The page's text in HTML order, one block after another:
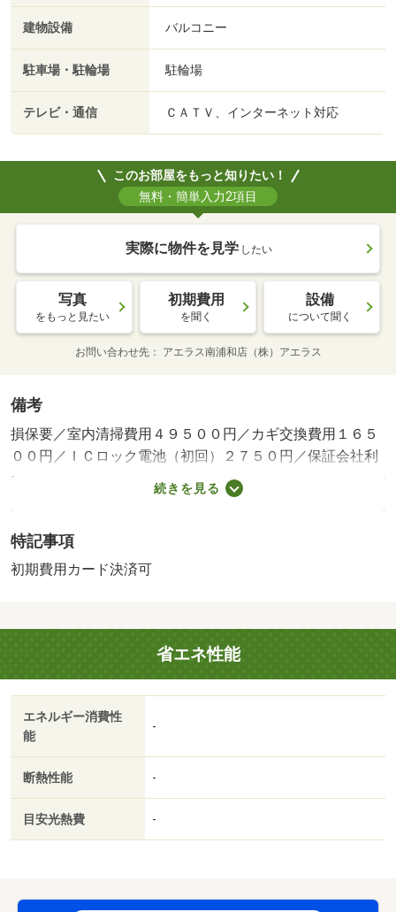
建物設備 バルコニー
駐車場・駐輪場 駐輪場
テレビ・通信 ＣＡＴＶ、インターネット対応
このお部屋をもっと知りたい！
無料・簡単入力2項目
実際に物件を見学 したい
写真
をもっと見たい
初期費用
を聞く
設備
について聞く
お問い合わせ先 アエラス南浦和店（株）アエラス
備考
損保要／室内清掃費用４９５００円／カギ交換費用１６５
００円／ＩＣロック電池（初回）２７５０円／保証会社利
用必：初回３．４％＋８００円／月／普通借家２年／ルー
ムクリーニング料金にエアコン清掃費用を含みます／ＣＡ
償）／駐輪場代借主負担（使用時）／バストイレ別／バル
コニー／エアコン／フローリング／シャワー付洗面台／Ｔ
／ＣＡＴＶ／光ファイバー／防犯カメラ／ＩＨクッキング
ヒーター／ウォークインクロゼット／敷金１ヶ月／カード
キー／保証金不要／雨戸／３駅以上利用可／３沿線以上利
用可／シャッター／室内物干機／玄関収納／高速ネット対
応／礼金１ヶ月／初期費用カード決済可／大宮大成郵便局
まで３８５ｍ／埼玉点字図書館まで９２０ｍ／ベルク さ
いたま大成町二丁目店（コンビニ）まで２９２ｍ／ドラッ
グストアセキ 大成町店（ドラッグストア）まで３１９ｍ
／さきたま書店プラスゲオ大宮大成店（レンタルビデオ）
続きを見る
特記事項
初期費用カード決済可
省エネ性能
エネルギー消費性
能
-
断熱性能 -
目安光熱費 -